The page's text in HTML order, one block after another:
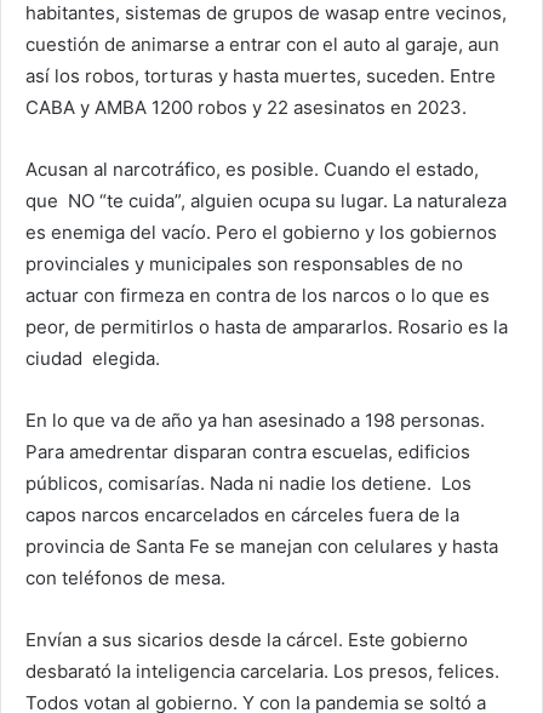
habitantes, sistemas de grupos de wasap entre vecinos,
cuestión de animarse a entrar con el auto al garaje, aun
así los robos, torturas y hasta muertes, suceden. Entre
CABA y AMBA 1200 robos y 22 asesinatos en 2023.
Acusan al narcotráfico, es posible. Cuando el estado,
que NO “te cuida”, alguien ocupa su lugar. La naturaleza
es enemiga del vacío. Pero el gobierno y los gobiernos
provinciales y municipales son responsables de no
actuar con firmeza en contra de los narcos o lo que es
peor, de permitirlos o hasta de ampararlos. Rosario es la
ciudad elegida.
En lo que va de año ya han asesinado a 198 personas.
Para amedrentar disparan contra escuelas, edificios
públicos, comisarías. Nada ni nadie los detiene. Los
capos narcos encarcelados en cárceles fuera de la
provincia de Santa Fe se manejan con celulares y hasta
con teléfonos de mesa.
Envían a sus sicarios desde la cárcel. Este gobierno
desbarató la inteligencia carcelaria. Los presos, felices.
Todos votan al gobierno. Y con la pandemia se soltó a